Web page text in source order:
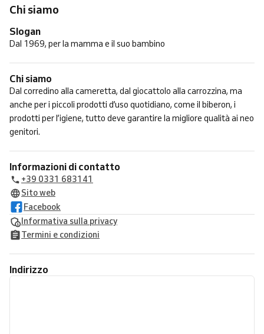
Chi siamo
Slogan
Dal 1969, per la mamma e il suo bambino
Chi siamo
Dal corredino alla cameretta, dal giocattolo alla carrozzina, ma
anche per i piccoli prodotti d’uso quotidiano, come il biberon, i
prodotti per l’igiene, tutto deve garantire la migliore qualità ai neo
genitori.
Informazioni di contatto
+39 0331 683141
Sito web
Facebook
Informativa sulla privacy
Termini e condizioni
Indirizzo